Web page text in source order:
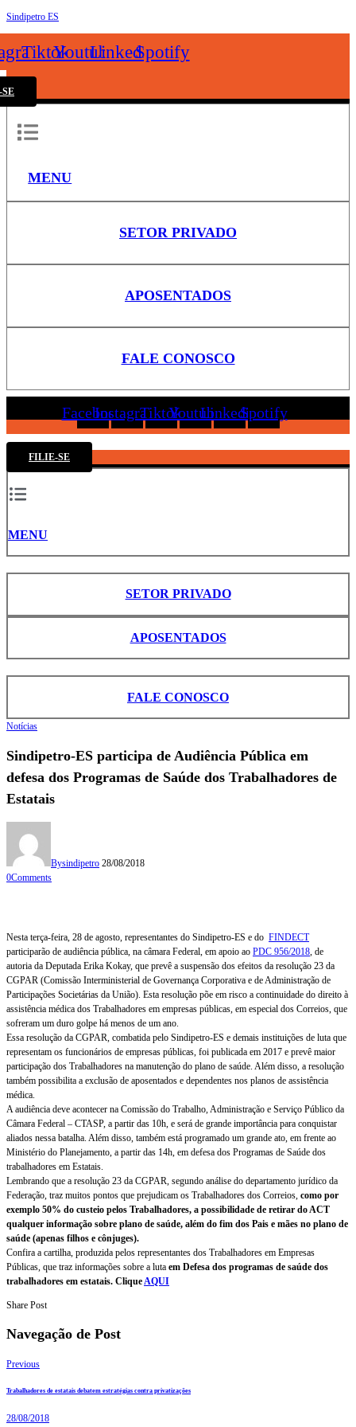
Sindipetro ES
TiktokYoutubeLinkedinSpotify
MENU
SETOR PRIVADO
APOSENTADOS
FALE CONOSCO
FacebookInstagramTiktokYoutubeLinkedinSpotify
FILIE-SE
MENU
SETOR PRIVADO
APOSENTADOS
FALE CONOSCO
Notícias
Sindipetro-ES participa de Audiência Pública em
defesa dos Programas de Saúde dos Trabalhadores de
Estatais
Bysindipetro 28/08/2018
0Comments
Nesta terça-feira, 28 de agosto, representantes do Sindipetro-ES e do FINDECT
participarão de audiência pública, na câmara Federal, em apoio ao PDC 956/2018 , de
autoria da Deputada Erika Kokay, que prevê a suspensão dos efeitos da resolução 23 da
CGPAR (Comissão Interministerial de Governança Corporativa e de Administração de
Participações Societárias da União). Esta resolução põe em risco a continuidade do direito à
assistência médica dos Trabalhadores em empresas públicas, em especial dos Correios, que
sofreram um duro golpe há menos de um ano.
Essa resolução da CGPAR, combatida pelo Sindipetro-ES e demais instituições de luta que
representam os funcionários de empresas públicas, foi publicada em 2017 e prevê maior
participação dos Trabalhadores na manutenção do plano de saúde. Além disso, a resolução
também possibilita a exclusão de aposentados e dependentes nos planos de assistência
médica.
A audiência deve acontecer na Comissão do Trabalho, Administração e Serviço Público da
Câmara Federal – CTASP, a partir das 10h, e será de grande importância para conquistar
aliados nessa batalha. Além disso, também está programado um grande ato, em frente ao
Ministério do Planejamento, a partir das 14h, em defesa dos Programas de Saúde dos
trabalhadores em Estatais.
Lembrando que a resolução 23 da CGPAR, segundo análise do departamento jurídico da
Federação, traz muitos pontos que prejudicam os Trabalhadores dos Correios, como por
exemplo 50% do custeio pelos Trabalhadores, a possibilidade de retirar do ACT
qualquer informação sobre plano de saúde, além do fim dos Pais e mães no plano de
saúde (apenas filhos e cônjuges).
Confira a cartilha, produzida pelos representantes dos Trabalhadores em Empresas
Públicas, que traz informações sobre a luta em Defesa dos programas de saúde dos
trabalhadores em estatais. Clique AQUI
Share Post
Navegação de Post
Previous
Trabalhadores de estatais debatem estratégias contra privatizações
28/08/2018